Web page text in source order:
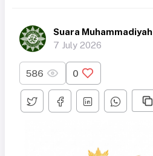
Suara Muhammadiyah
7 July 2026
586 0